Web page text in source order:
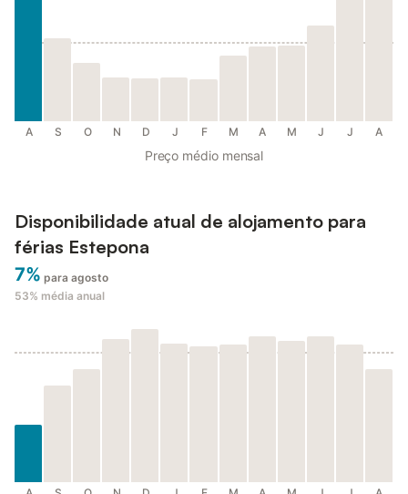
A S O N D J F M A M J J A
Preço médio mensal
Disponibilidade atual de alojamento para
férias Estepona
7% para agosto
53% média anual